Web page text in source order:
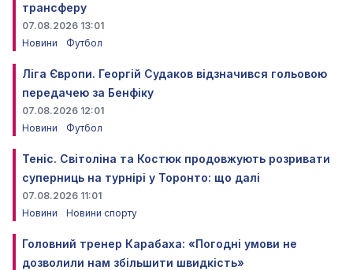
трансферу
07.08.2026 13:01
Новини
Футбол
Ліга Європи. Георгій Судаков відзначився гольовою
передачею за Бенфіку
07.08.2026 12:01
Новини
Футбол
Теніс. Світоліна та Костюк продовжують розривати
суперниць на турнірі у Торонто: що далі
07.08.2026 11:01
Новини
Новини спорту
Головний тренер Карабаха: «Погодні умови не
дозволили нам збільшити швидкість»